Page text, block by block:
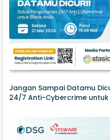
Jangan Sampai Datamu
24/7 Anti-Cybercrime untuk